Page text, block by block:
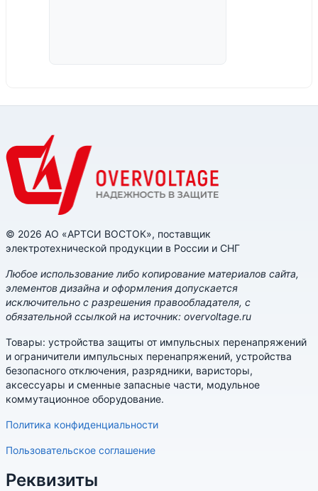
© 2026 АО «АРТСИ ВОСТОК», поставщик
электротехнической продукции в России и СНГ
Любое использование либо копирование материалов сайта,
элементов дизайна и оформления допускается
исключительно с разрешения правообладателя, с
обязательной ссылкой на источник: overvoltage.ru
Товары: устройства защиты от импульсных перенапряжений
и ограничители импульсных перенапряжений, устройства
безопасного отключения, разрядники, варисторы,
аксессуары и сменные запасные части, модульное
коммутационное оборудование.
Политика конфиденциальности
Пользовательское соглашение
Реквизиты